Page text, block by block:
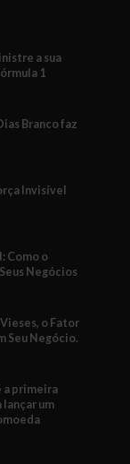
a sua
1
Branco faz
Invisível
Como o
Negócios
o Fator
Seu Negócio.
a primeira
lançar um